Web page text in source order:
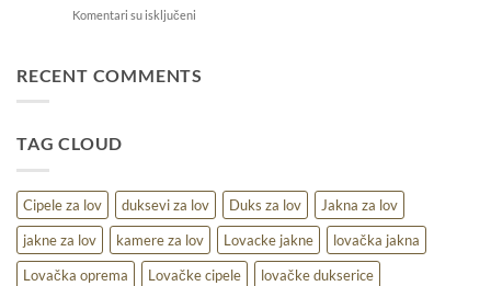
uslove
Komentari su isključeni
za
na
terenu
RECENT COMMENTS
TAG CLOUD
Cipele za lov duksevi za lov Duks za lov
Jakna za lov
jakne za lov
kamere za lov Lovacke jakne
lovačka jakna
Lovačka oprema
Lovačke cipele
lovačke dukserice